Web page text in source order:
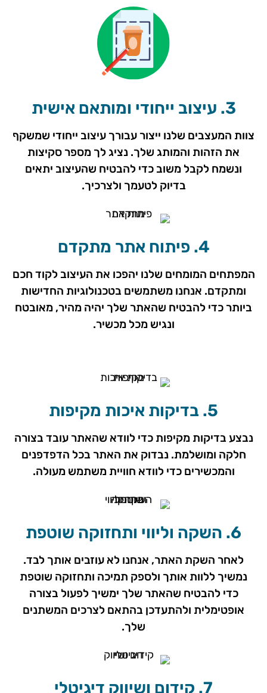
3. עיצוב ייחודי ומותאם אישית
צוות המעצבים שלנו ייצור עבורך עיצוב ייחודי שמשקף
את הזהות והמותג שלך. נציג לך מספר סקיצות
ונשמח לקבל משוב כדי להבטיח שהעיצוב יתאים
בדיוק לטעמך ולצרכיך.
4. פיתוח אתר מתקדם
המפתחים המומחים שלנו יהפכו את העיצוב לקוד חכם
ומתקדם. אנחנו משתמשים בטכנולוגיות החדישות
ביותר כדי להבטיח שהאתר שלך יהיה מהיר, מאובטח
ונגיש מכל מכשיר.
5. בדיקות איכות מקיפות
נבצע בדיקות מקיפות כדי לוודא שהאתר עובד בצורה
חלקה ומושלמת. נבדוק את האתר בכל הדפדפנים
והמכשירים כדי לוודא חוויית משתמש מעולה.
6. השקה וליווי ותחזוקה שוטפת
לאחר השקת האתר, אנחנו לא עוזבים אותך לבד.
נמשיך ללוות אותך ולספק תמיכה ותחזוקה שוטפת
כדי להבטיח שהאתר שלך ימשיך לפעול בצורה
אופטימלית ולהתעדכן בהתאם לצרכים המשתנים
שלך.
7. קידום ושיווק דיגיטלי